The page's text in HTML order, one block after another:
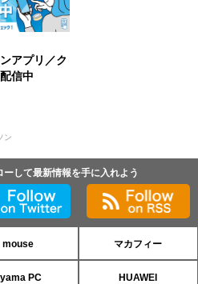
アプリ／ク
信中
ン
して最新情報を手に入れよう
mouse マカフィー
PC HUAWEI